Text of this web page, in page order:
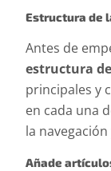
Estructura de
Antes de
estructura
principales y
en cada una
la
Añade